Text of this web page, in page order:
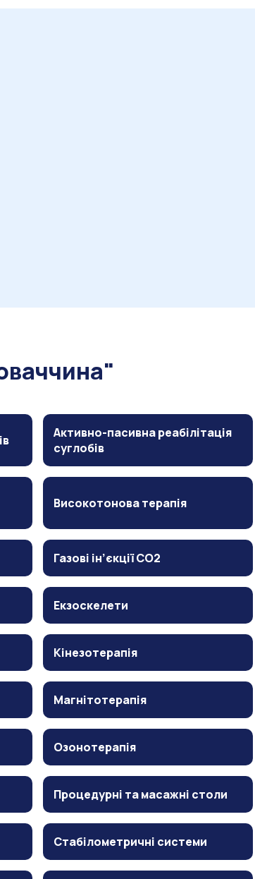
Активно-пасивна реабілітація
суглобів
Високотонова терапія
Газові ін’єкції CO2
Екзоскелети
Кінезотерапія
Магнітотерапія
Озонотерапія
Процедурні та масажні столи
Стабілометричні системи